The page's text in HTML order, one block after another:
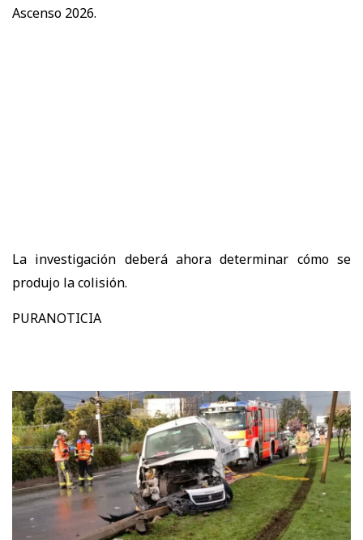
Ascenso 2026.
La investigación deberá ahora determinar cómo se
produjo la colisión.
PURANOTICIA